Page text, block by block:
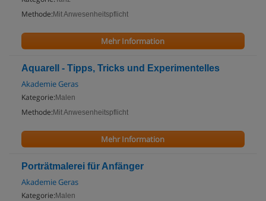
Methode: Mit Anwesenheitspflicht
Mehr Information
Aquarell - Tipps, Tricks und Experimentelles
Akademie Geras
Kategorie: Malen
Methode: Mit Anwesenheitspflicht
Mehr Information
Porträtmalerei für Anfänger
Akademie Geras
Kategorie: Malen